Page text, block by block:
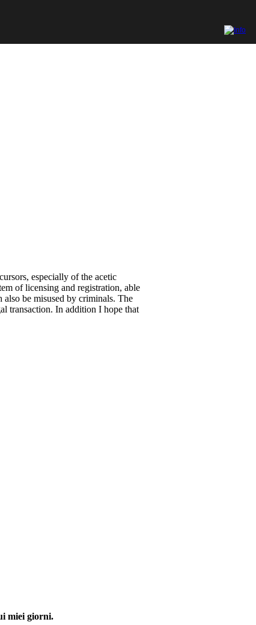
especially of the acetic
of licensing and registration, able
be misused by criminals. The
transaction. In addition I hope that
miei giorni.